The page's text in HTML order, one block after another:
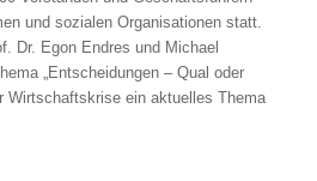
und sozialen Organisationen statt.
Dr. Egon Endres und Michael
„Entscheidungen – Qual oder
Wirtschaftskrise ein aktuelles Thema